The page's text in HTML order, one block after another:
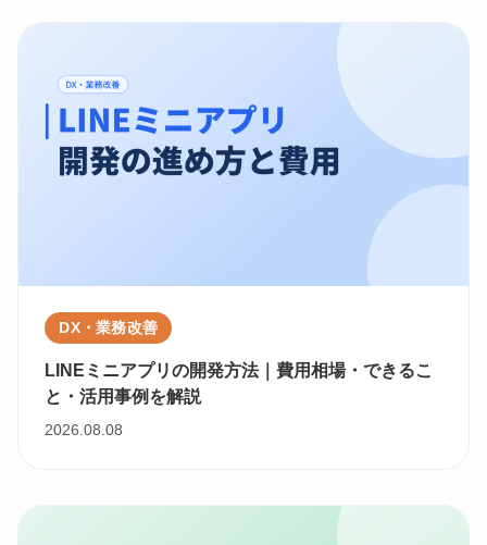
DX・業務改善
LINEミニアプリの開発方法｜費用相場・できるこ
と・活用事例を解説
2026.08.08